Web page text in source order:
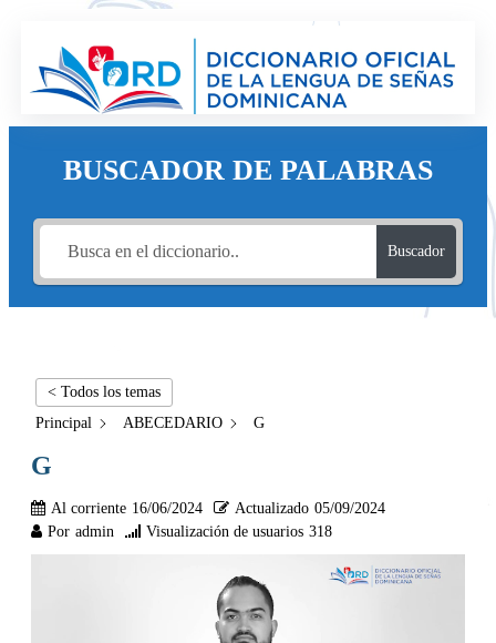
BUSCADOR DE PALABRAS
Buscador
< Todos los temas
Principal
ABECEDARIO G
G
Al corriente 16/06/2024 Actualizado 05/09/2024
Por admin Visualización de usuarios 318